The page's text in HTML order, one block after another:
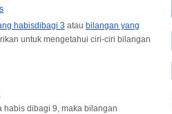
habisdibagi 3 atau bilangan yang
untuk mengetahui ciri-ciri bilangan
dibagi 9, maka bilangan